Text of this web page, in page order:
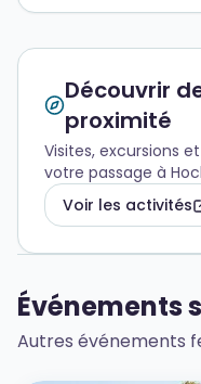
Découvrir
proximité
Visites, excursions
votre passage à
Voir les activités
Événements
Autres événements